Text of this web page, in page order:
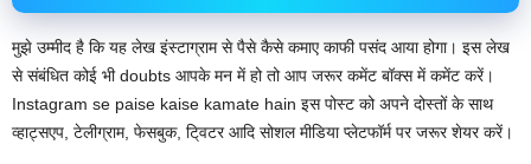
मुझे उम्मीद है कि यह लेख इंस्टाग्राम से पैसे कैसे कमाए काफी पसंद आया होगा। इस लेख
से संबंधित कोई भी doubts आपके मन में हो तो आप जरूर कमेंट बॉक्स में कमेंट करें।
Instagram se paise kaise kamate hain इस पोस्ट को अपने दोस्तों के साथ
व्हाट्सएप, टेलीग्राम, फेसबुक, टि्वटर आदि सोशल मीडिया प्लेटफॉर्म पर जरूर शेयर करें।